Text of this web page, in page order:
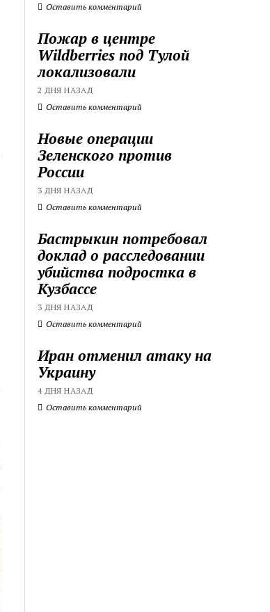
Оставить комментарий
Пожар в центре
Wildberries под Тулой
локализовали
2 ДНЯ НАЗАД
Оставить комментарий
Новые операции
Зеленского против
России
3 ДНЯ НАЗАД
Оставить комментарий
Бастрыкин потребовал
доклад о расследовании
убийства подростка в
Кузбассе
3 ДНЯ НАЗАД
Оставить комментарий
Иран отменил атаку на
Украину
4 ДНЯ НАЗАД
Оставить комментарий